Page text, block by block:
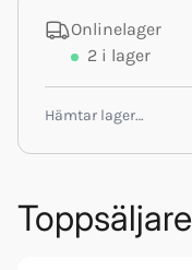
Onlinelager
2 i lager
Hämtar lager…
Toppsäljare